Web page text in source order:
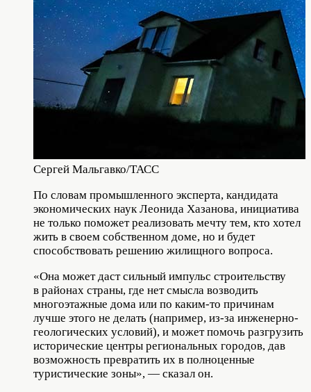
Сергей Мальгавко/ТАСС
По словам промышленного эксперта, кандидата
экономических наук Леонида Хазанова, инициатива
не только поможет реализовать мечту тем, кто хотел
жить в своем собственном доме, но и будет
способствовать решению жилищного вопроса.
«Она может даст сильный импульс строительству
в районах страны, где нет смысла возводить
многоэтажные дома или по каким-то причинам
лучше этого не делать (например, из-за инженерно-
геологических условий), и может помочь разгрузить
исторические центры региональных городов, дав
возможность превратить их в полноценные
туристические зоны», — сказал он.